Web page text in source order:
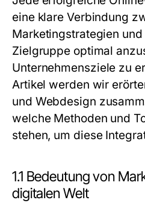
eine klare Verbindung
Marketingstrategien
Zielgruppe optimal
Unternehmensziele zu
Artikel werden wir
und Webdesign
welche Methoden und
stehen, um diese
1.1 Bedeutung von
digitalen Welt